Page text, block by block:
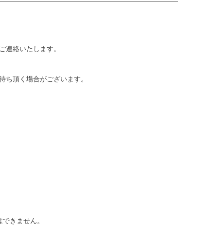
絡いたします。
頂く場合がございます。
きません。